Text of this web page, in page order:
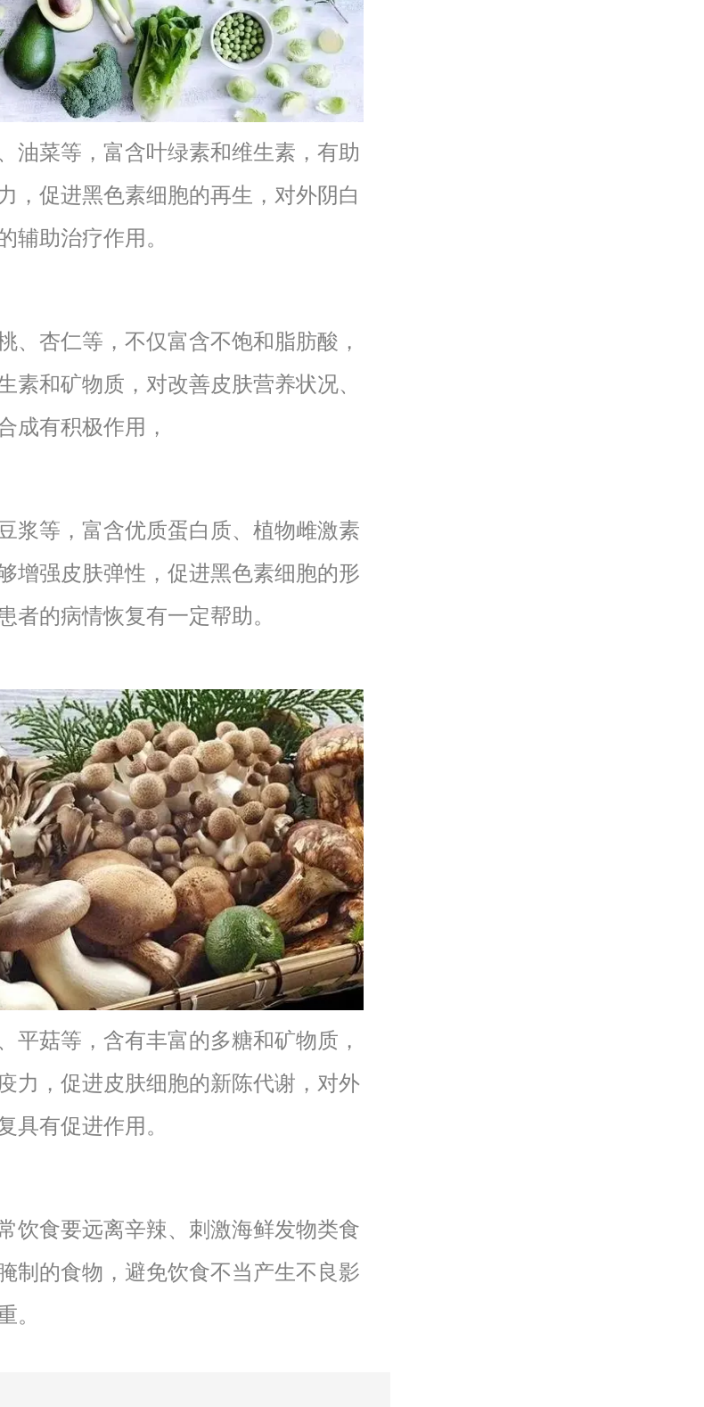
油菜等，富含叶绿素和维生素，有助
，促进黑色素细胞的再生，对外阴白
辅助治疗作用。
、杏仁等，不仅富含不饱和脂肪酸，
素和矿物质，对改善皮肤营养状况、
成有积极作用，
浆等，富含优质蛋白质、植物雌激素
增强皮肤弹性，促进黑色素细胞的形
者的病情恢复有一定帮助。
平菇等，含有丰富的多糖和矿物质，
力，促进皮肤细胞的新陈代谢，对外
具有促进作用。
饮食要远离辛辣、刺激海鲜发物类食
制的食物，避免饮食不当产生不良影
。